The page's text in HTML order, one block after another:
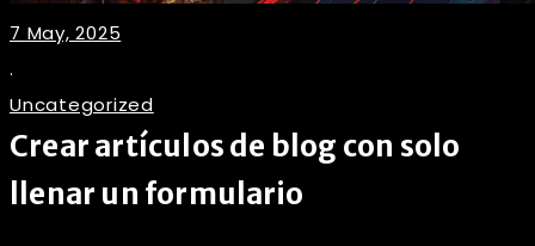
7 May, 2025
.
Uncategorized
Crear artículos de blog con solo
llenar un formulario